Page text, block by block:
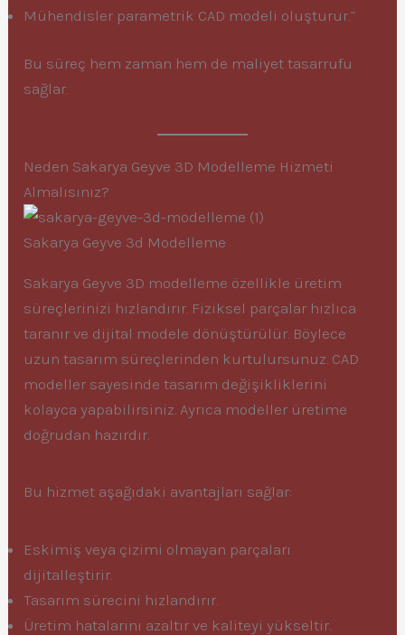
Mühendisler parametrik CAD modeli oluşturur.”
Bu süreç hem zaman hem de maliyet tasarrufu
sağlar.
Neden Sakarya Geyve 3D Modelleme Hizmeti
Almalısınız?
Sakarya Geyve 3d Modelleme
Sakarya Geyve 3D modelleme özellikle üretim
süreçlerinizi hızlandırır. Fiziksel parçalar hızlıca
taranır ve dijital modele dönüştürülür. Böylece
uzun tasarım süreçlerinden kurtulursunuz. CAD
modeller sayesinde tasarım değişikliklerini
kolayca yapabilirsiniz. Ayrıca modeller üretime
doğrudan hazırdır.
Bu hizmet aşağıdaki avantajları sağlar:
Eskimiş veya çizimi olmayan parçaları
dijitalleştirir.
Tasarım sürecini hızlandırır.
Üretim hatalarını azaltır ve kaliteyi yükseltir.